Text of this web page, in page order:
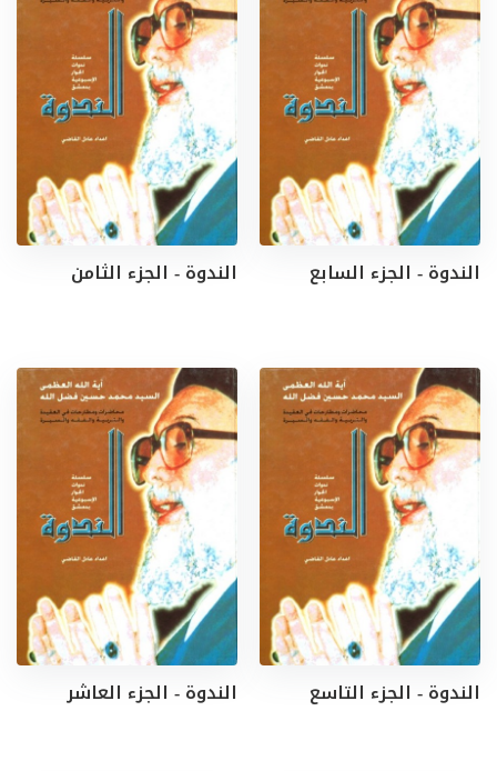
الندوة - الجزء السابع الندوة - الجزء الثامن
الندوة - الجزء التاسع الندوة - الجزء العاشر